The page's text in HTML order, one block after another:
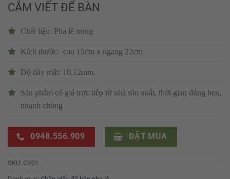
CẮM VIẾT ĐỂ BÀN
Chất liệu: Pha lê trong
Kích thước: cao 15cm x ngang 22cm
Độ dày mặt: 10,12mm.
Sản phẩm có giá trực tiếp từ nhà sản xuất, thời gian đúng hẹn,
nhanh chóng
0948.556.909 ĐẶT MUA
SKU: CV01